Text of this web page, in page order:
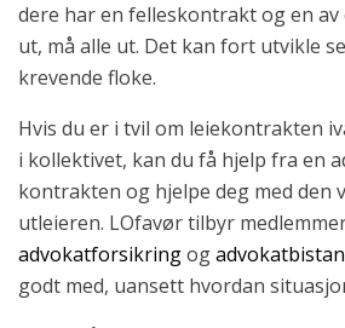
dere har en felleskontrakt og en
ut, må alle ut. Det kan fort utvikle
krevende floke.
Hvis du er i tvil om leiekontrakten
i kollektivet, kan du få hjelp fra en
kontrakten og hjelpe deg med den
utleieren. LOfavør tilbyr
advokatforsikringog
godt med, uansett hvordan